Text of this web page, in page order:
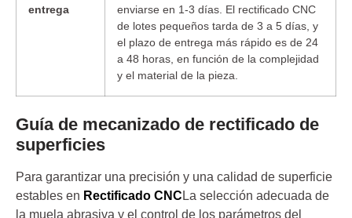
entrega
enviarse en 1-3 días. El rectificado CNC
de lotes pequeños tarda de 3 a 5 días, y
el plazo de entrega más rápido es de 24
a 48 horas, en función de la complejidad
y el material de la pieza.
Guía de mecanizado de rectificado de
superficies
Para garantizar una precisión y una calidad de superficie
estables en Rectificado CNC La selección adecuada de
la muela abrasiva y el control de los parámetros del